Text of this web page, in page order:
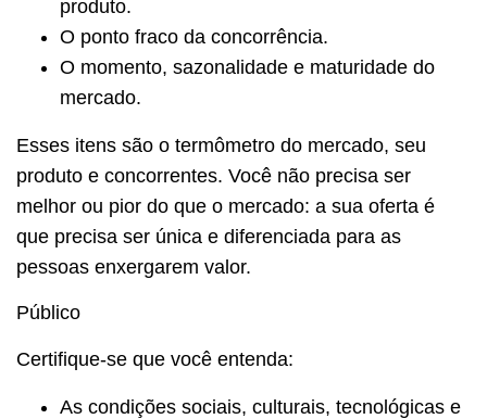
produto.
O ponto fraco da concorrência.
O momento, sazonalidade e maturidade do
mercado.
Esses itens são o termômetro do mercado, seu
produto e concorrentes. Você não precisa ser
melhor ou pior do que o mercado: a sua oferta é
que precisa ser única e diferenciada para as
pessoas enxergarem valor.
Público
Certifique-se que você entenda:
As condições sociais, culturais, tecnológicas e